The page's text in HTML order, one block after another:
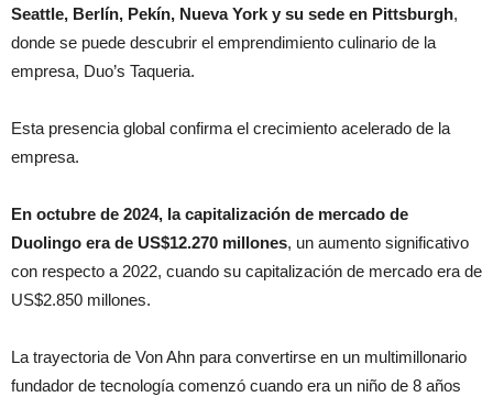
Seattle, Berlín, Pekín, Nueva York y su sede en Pittsburgh,
donde se puede descubrir el emprendimiento culinario de la
empresa, Duo’s Taqueria.
Esta presencia global confirma el crecimiento acelerado de la
empresa.
En octubre de 2024, la capitalización de mercado de
Duolingo era de US$12.270 millones, un aumento significativo
con respecto a 2022, cuando su capitalización de mercado era de
US$2.850 millones.
La trayectoria de Von Ahn para convertirse en un multimillonario
fundador de tecnología comenzó cuando era un niño de 8 años